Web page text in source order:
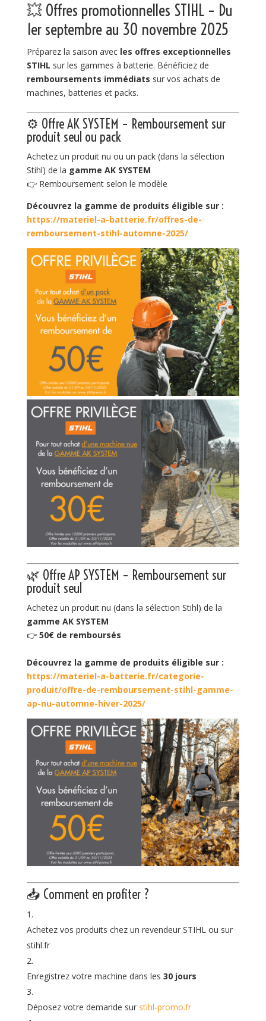
💥 Offres promotionnelles STIHL – Du
1er septembre au 30 novembre 2025
Préparez la saison avec les offres exceptionnelles
STIHL sur les gammes à batterie. Bénéficiez de
remboursements immédiats sur vos achats de
machines, batteries et packs.
⚙️ Offre AK SYSTEM – Remboursement sur
produit seul ou pack
Achetez un produit nu ou un pack (dans la sélection
Stihl) de la gamme AK SYSTEM
👉 Remboursement selon le modèle
Découvrez la gamme de produits éligible sur :
https://materiel-a-batterie.fr/offres-de-
remboursement-stihl-automne-2025/
🌿 Offre AP SYSTEM – Remboursement sur
produit seul
Achetez un produit nu (dans la sélection Stihl) de la
gamme AK SYSTEM
👉 50€ de remboursés
Découvrez la gamme de produits éligible sur :
https://materiel-a-batterie.fr/categorie-
produit/offre-de-remboursement-stihl-gamme-
ap-nu-automne-hiver-2025/
📥 Comment en profiter ?
Achetez vos produits chez un revendeur STIHL ou sur
stihl.fr
Enregistrez votre machine dans les 30 jours
Déposez votre demande sur stihl-promo.fr